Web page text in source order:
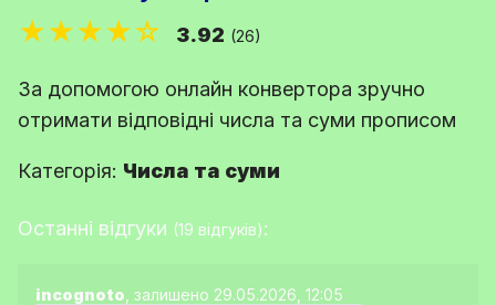
★★★★☆ 3.92 (26)
За допомогою онлайн конвертора зручно
отримати відповідні числа та суми прописом
Категорія: Числа та суми
Останні відгуки (19 відгуків):
incognoto , залишено 29.05.2026, 12:05